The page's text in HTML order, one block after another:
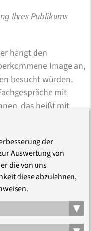
Ihres Publikums
hängt den
Image an,
besucht würden.
mit
das heißt mit
auch darauf,
also umstellen und
der
Auswertung von
die von uns
diese abzulehnen,
▾